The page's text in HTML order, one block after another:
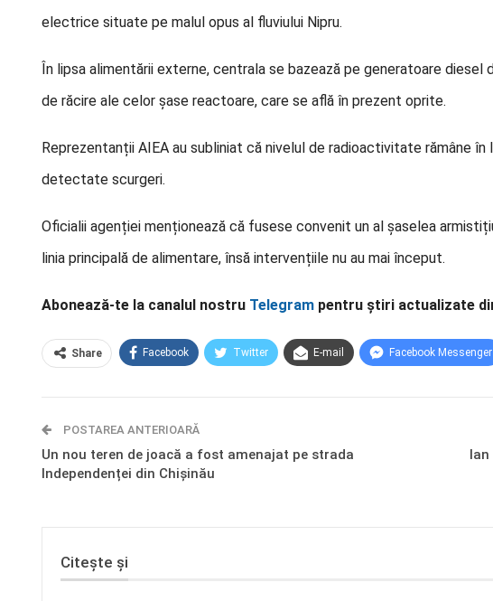
electrice situate pe malul opus al fluviului Nipru.
În lipsa alimentării externe, centrala se bazează pe generatoare
de răcire ale celor șase reactoare, care se află în prezent oprite.
Reprezentanții AIEA au subliniat că nivelul de radioactivitate rămâne
detectate scurgeri.
Oficialii agenției menționează că fusese convenit un al șaselea
linia principală de alimentare, însă intervențiile nu au mai început.
Abonează-te la canalul nostru Telegram pentru știri actualizate
Share Facebook Twitter E-mail Facebook Messenger
POSTAREA ANTERIOARĂ
Un nou teren de joacă a fost amenajat pe strada
Independenței din Chișinău
Ian
Citește și